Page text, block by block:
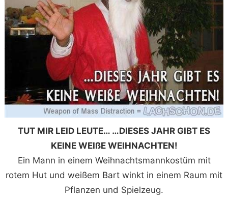
TUT MIR LEID LEUTE… …DIESES JAHR GIBT ES
KEINE WEIßE WEIHNACHTEN!
Ein Mann in einem Weihnachtsmannkostüm mit
rotem Hut und weißem Bart winkt in einem Raum mit
Pflanzen und Spielzeug.